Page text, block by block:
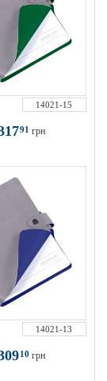
14021-15
91 грн
14021-13
10 грн